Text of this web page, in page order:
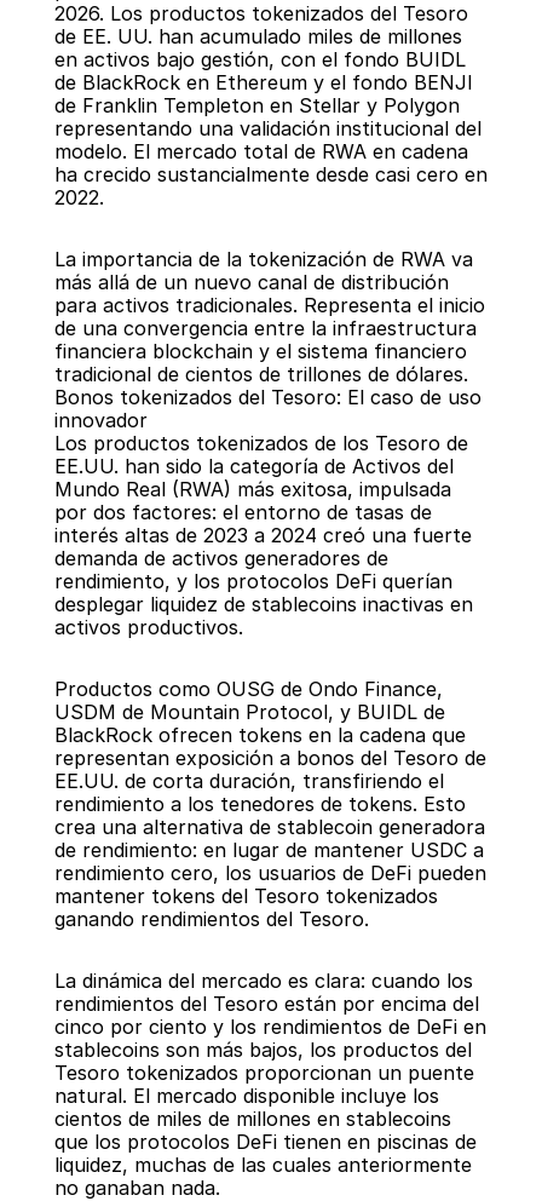
2026. Los productos tokenizados del Tesoro
de EE. UU. han acumulado miles de millones
en activos bajo gestión, con el fondo BUIDL
de BlackRock en Ethereum y el fondo BENJI
de Franklin Templeton en Stellar y Polygon
representando una validación institucional del
modelo. El mercado total de RWA en cadena
ha crecido sustancialmente desde casi cero en
2022.
La importancia de la tokenización de RWA va
más allá de un nuevo canal de distribución
para activos tradicionales. Representa el inicio
de una convergencia entre la infraestructura
financiera blockchain y el sistema financiero
tradicional de cientos de trillones de dólares.
Bonos tokenizados del Tesoro: El caso de uso
innovador
Los productos tokenizados de los Tesoro de
EE.UU. han sido la categoría de Activos del
Mundo Real (RWA) más exitosa, impulsada
por dos factores: el entorno de tasas de
interés altas de 2023 a 2024 creó una fuerte
demanda de activos generadores de
rendimiento, y los protocolos DeFi querían
desplegar liquidez de stablecoins inactivas en
activos productivos.
Productos como OUSG de Ondo Finance,
USDM de Mountain Protocol, y BUIDL de
BlackRock ofrecen tokens en la cadena que
representan exposición a bonos del Tesoro de
EE.UU. de corta duración, transfiriendo el
rendimiento a los tenedores de tokens. Esto
crea una alternativa de stablecoin generadora
de rendimiento: en lugar de mantener USDC a
rendimiento cero, los usuarios de DeFi pueden
mantener tokens del Tesoro tokenizados
ganando rendimientos del Tesoro.
La dinámica del mercado es clara: cuando los
rendimientos del Tesoro están por encima del
cinco por ciento y los rendimientos de DeFi en
stablecoins son más bajos, los productos del
Tesoro tokenizados proporcionan un puente
natural. El mercado disponible incluye los
cientos de miles de millones en stablecoins
que los protocolos DeFi tienen en piscinas de
liquidez, muchas de las cuales anteriormente
no ganaban nada.